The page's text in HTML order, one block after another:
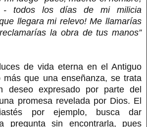
- todos los días de mi milicia
llegara mi relevo! Me llamarías
la obra de tus manos”
de vida eterna en el Antiguo
más que una enseñanza, se trata
deseo expresado por parte del
promesa revelada por Dios. El
por ejemplo, busca dar
pregunta sin encontrarla, pues